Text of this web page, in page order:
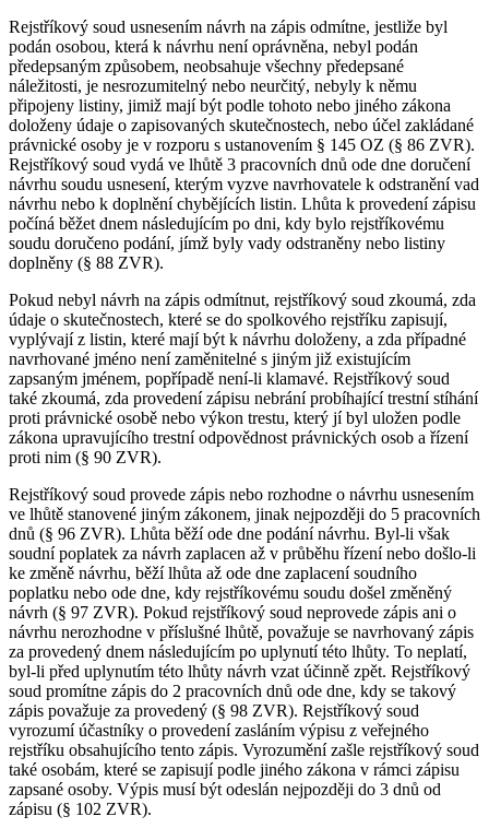
Rejstříkový soud usnesením návrh na zápis odmítne, jestliže byl
podán osobou, která k návrhu není oprávněna, nebyl podán
předepsaným způsobem, neobsahuje všechny předepsané
náležitosti, je nesrozumitelný nebo neurčitý, nebyly k němu
připojeny listiny, jimiž mají být podle tohoto nebo jiného zákona
doloženy údaje o zapisovaných skutečnostech, nebo účel zakládané
právnické osoby je v rozporu s ustanovením § 145 OZ (§ 86 ZVR).
Rejstříkový soud vydá ve lhůtě 3 pracovních dnů ode dne doručení
návrhu soudu usnesení, kterým vyzve navrhovatele k odstranění vad
návrhu nebo k doplnění chybějících listin. Lhůta k provedení zápisu
počíná běžet dnem následujícím po dni, kdy bylo rejstříkovému
soudu doručeno podání, jímž byly vady odstraněny nebo listiny
doplněny (§ 88 ZVR).
Pokud nebyl návrh na zápis odmítnut, rejstříkový soud zkoumá, zda
údaje o skutečnostech, které se do spolkového rejstříku zapisují,
vyplývají z listin, které mají být k návrhu doloženy, a zda případné
navrhované jméno není zaměnitelné s jiným již existujícím
zapsaným jménem, popřípadě není-li klamavé. Rejstříkový soud
také zkoumá, zda provedení zápisu nebrání probíhající trestní stíhání
proti právnické osobě nebo výkon trestu, který jí byl uložen podle
zákona upravujícího trestní odpovědnost právnických osob a řízení
proti nim (§ 90 ZVR).
Rejstříkový soud provede zápis nebo rozhodne o návrhu usnesením
ve lhůtě stanovené jiným zákonem, jinak nejpozději do 5 pracovních
dnů (§ 96 ZVR). Lhůta běží ode dne podání návrhu. Byl-li však
soudní poplatek za návrh zaplacen až v průběhu řízení nebo došlo-li
ke změně návrhu, běží lhůta až ode dne zaplacení soudního
poplatku nebo ode dne, kdy rejstříkovému soudu došel změněný
návrh (§ 97 ZVR). Pokud rejstříkový soud neprovede zápis ani o
návrhu nerozhodne v příslušné lhůtě, považuje se navrhovaný zápis
za provedený dnem následujícím po uplynutí této lhůty. To neplatí,
byl-li před uplynutím této lhůty návrh vzat účinně zpět. Rejstříkový
soud promítne zápis do 2 pracovních dnů ode dne, kdy se takový
zápis považuje za provedený (§ 98 ZVR). Rejstříkový soud
vyrozumí účastníky o provedení zasláním výpisu z veřejného
rejstříku obsahujícího tento zápis. Vyrozumění zašle rejstříkový soud
také osobám, které se zapisují podle jiného zákona v rámci zápisu
zapsané osoby. Výpis musí být odeslán nejpozději do 3 dnů od
zápisu (§ 102 ZVR).